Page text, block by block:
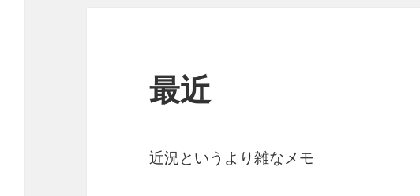
最近
近況というより雑なメモ